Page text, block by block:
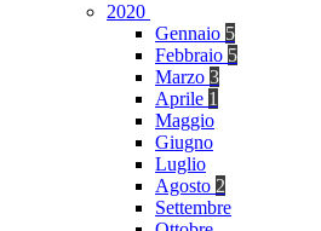
2020
Gennaio 5
Febbraio 5
Marzo 3
Aprile 1
Maggio
Giugno
Luglio
Agosto 2
Settembre